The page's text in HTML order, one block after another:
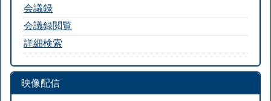
会議録
会議録閲覧
詳細検索
映像配信